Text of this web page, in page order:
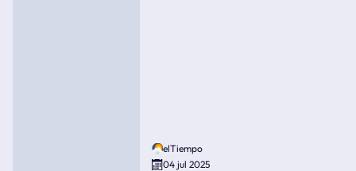
elTiempo
04 jul 2025